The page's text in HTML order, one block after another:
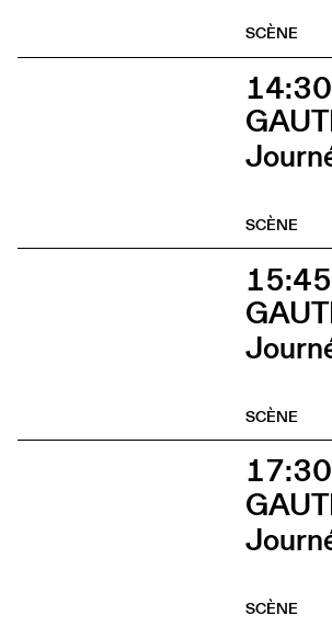
SCÈNE
14:30
SCÈNE
15:45
SCÈNE
17:30
SCÈNE